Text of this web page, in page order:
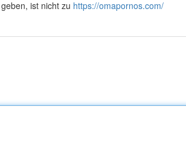
ist nicht zu https://omapornos.com/